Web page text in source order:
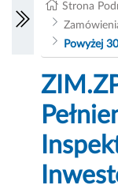
Strona
Powyżej